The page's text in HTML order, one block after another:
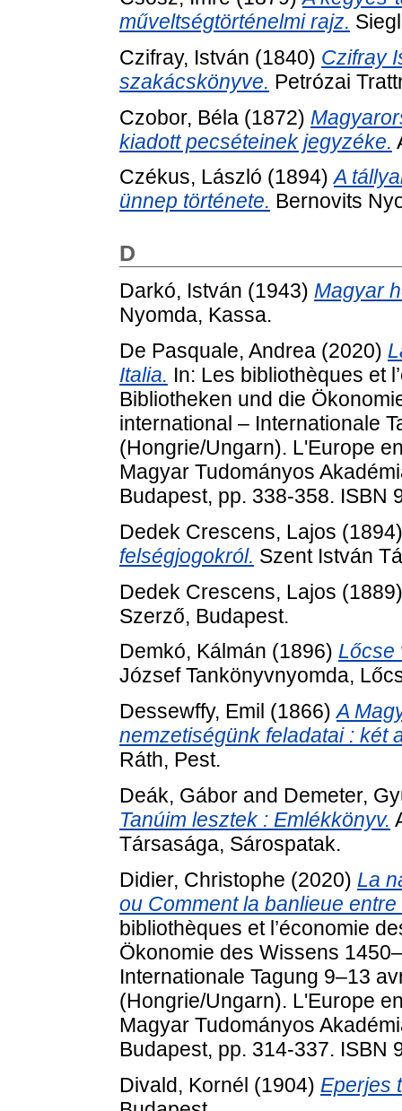
műveltségtörténelmi rajz.
Czifray, István (1840) Czifray
szakácskönyve. Petrózai
Czobor, Béla (1872)
kiadott pecséteinek jegyzéke.
Czékus, László (1894)A
ünnep története. Bernovits
D
Darkó, István (1943) Magyar
Nyomda, Kassa.
De Pasquale, Andrea (2020)
Italia. In: Les bibliothèques et
Bibliotheken und die
international – Internationale
(Hongrie/Ungarn). L'Europe
Magyar Tudományos
Budapest, pp. 338-358. ISBN
Dedek Crescens, Lajos
felségjogokról. Szent István
Dedek Crescens, Lajos
Szerző, Budapest.
Demkó, Kálmán (1896) Lőcse
József Tankönyvnyomda,
Dessewffy, Emil (1866)A
nemzetiségünk feladatai : két
Ráth, Pest.
Deák, Gábor and Demeter,
Tanúim lesztek : Emlékkönyv.
Társasága, Sárospatak.
Didier, Christophe (2020) La
ou Comment la banlieue
bibliothèques et l’économie
Ökonomie des Wissens
Internationale Tagung 9–13
(Hongrie/Ungarn). L'Europe
Magyar Tudományos
Budapest, pp. 314-337. ISBN
Divald, Kornél (1904) Eperjes